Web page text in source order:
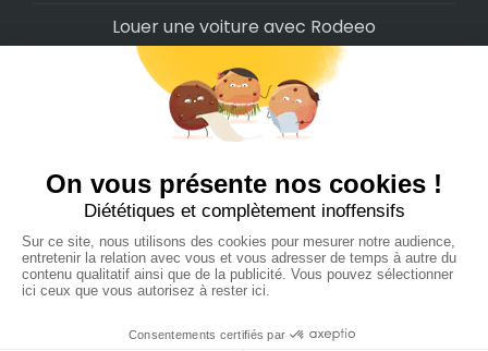
Louer une voiture avec Rodeeo
Louer une moto avec Rodeeo
Louer un scooter avec Rodeeo
Louer un vélo avec Rodeeo
Louer un Camping-Car avec Rodeeo
Rodeeo SAS © 2022- Politique de confidentialité